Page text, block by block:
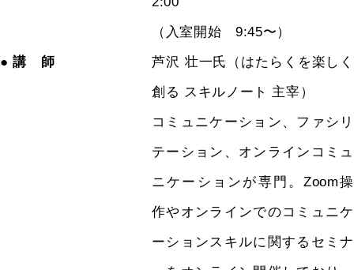
（入室開始 9:45〜）
● 講 師
芦沢 壮一氏（はたらくを楽しく
創る スキルノート 主宰）
コミュニケーション、ファシリ
テーション、オンラインコミュ
ニケーションが専門。Zoom操
作やオンラインでのコミュニケ
ーションスキルに関するセミナ